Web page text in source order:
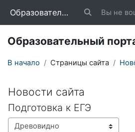
Образовательный портал «Школа» Изменить
Вы не
Образовательный
В начало Страницы сайта
Новости сайта
Подготовка к ЕГЭ
Режим отображения